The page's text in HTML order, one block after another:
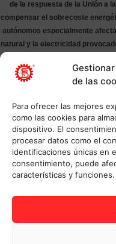
de las
Para ofrecer las mejores
como las cookies para
dispositivo. El
procesar datos como el
identificaciones únicas en
consentimiento, puede
características y funciones.
de la respuesta de la Unión a
compensar el sobrecoste
autónomos especialmente
natural y la electricidad